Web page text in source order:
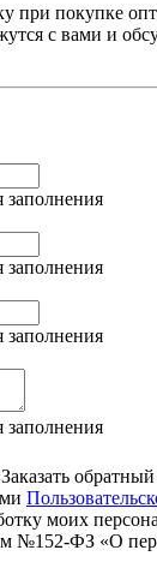
при покупке
с вами и
заполнения
заполнения
заполнения
заполнения
обратный
моих
№152-ФЗ «О